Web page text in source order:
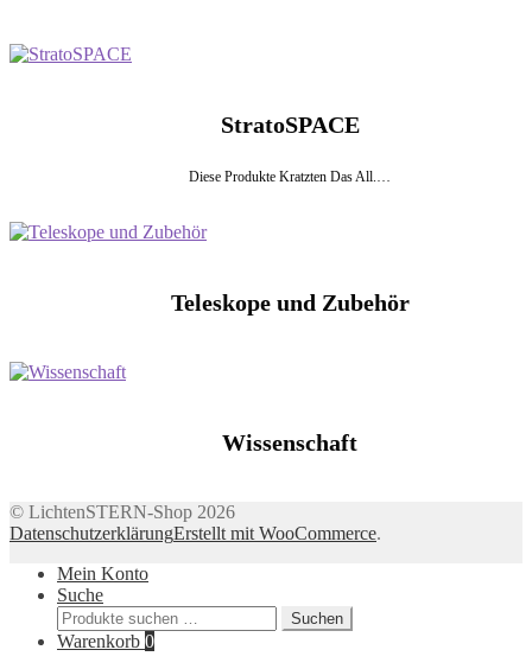
StratoSPACE
Diese Produkte Kratzten Das All.…
Teleskope und Zubehör
Wissenschaft
© LichtenSTERN-Shop 2026
DatenschutzerklärungErstellt mit WooCommerce.
Mein Konto
Suche
Suchen
nach:
Suchen
Warenkorb 0